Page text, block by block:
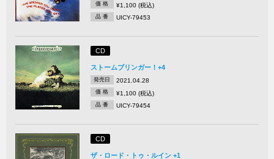
価 格 ¥1,100 (税込)
品 番 UICY-79453
CD
ストームブリンガー！+4
発売日 2021.04.28
価 格 ¥1,100 (税込)
品 番 UICY-79454
CD
ザ・ロード・トゥ・ルイン +1